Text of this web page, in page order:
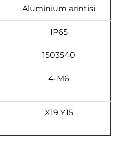
Alüminium ərintisi
IP65
1503540
4-M6
X19 Y15